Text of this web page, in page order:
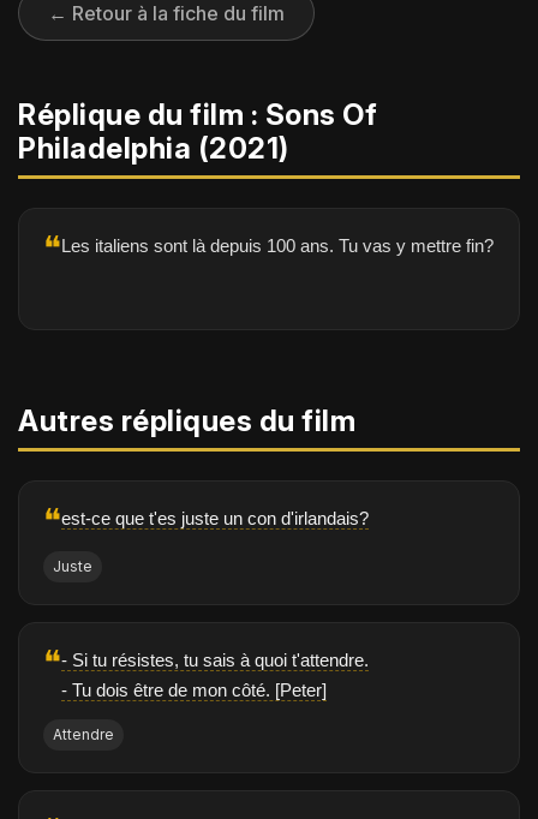
← Retour à la fiche du film
Réplique du film : Sons Of
Philadelphia (2021)
❝Les italiens sont là depuis 100 ans. Tu vas y mettre fin?
Autres répliques du film
❝est-ce que t'es juste un con d'irlandais?
Juste
❝- Si tu résistes, tu sais à quoi t'attendre.
- Tu dois être de mon côté. [Peter]
Attendre